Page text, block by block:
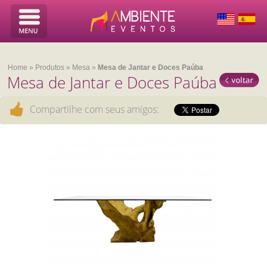
Home » Produtos » Mesa » Mesa de Jantar e Doces Paúba
Mesa de Jantar e Doces Paúba
Compartilhe com seus amigos: